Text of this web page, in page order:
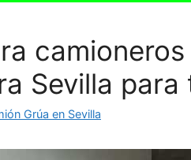
Sevilla para
Grúa en Sevilla